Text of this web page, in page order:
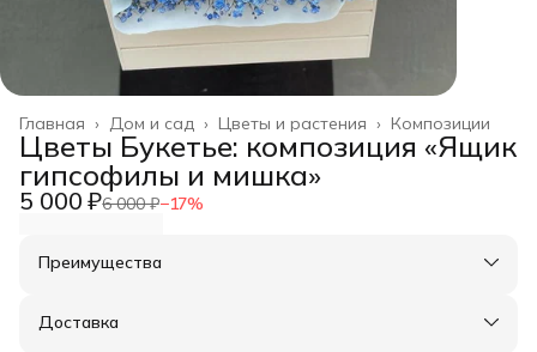
Композиции
Цветы и растения ›
Дом и сад ›
Главная ›
Цветы Букетье: композиция «Ящик
гипсофилы и мишка»
5 000 ₽6 000 ₽−17%
Преимущества
Оплата частями в Сплит
Удобный возврат
Доставка